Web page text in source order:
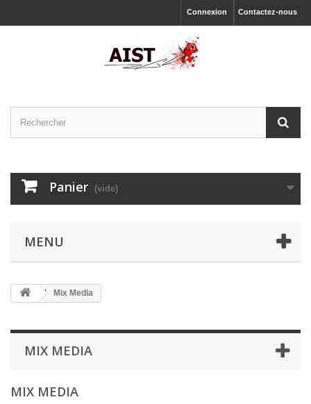
Contactez-nous
Connexion
Panier (vide)
MENU
Mix Media
MIX MEDIA
MIX MEDIA